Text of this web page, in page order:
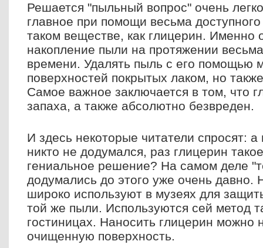
Решается "пыльный вопрос" очень
главное при помощи весьма
таком веществе, как глицерин. Именно
накопление пыли на протяжении
времени. Удалять пыль с его помощью
поверхностей покрытых лаком, но
Самое важное заключается в том, что
запаха, а также абсолютно безвреден.
И здесь некоторые читатели спросят:
никто не додумался, раз глицерин
гениальное решение? На самом деле
додумались до этого уже очень давно.
широко используют в музеях для
той же пыли. Используются сей метод
гостиницах. Наносить глицерин
очищенную поверхность.